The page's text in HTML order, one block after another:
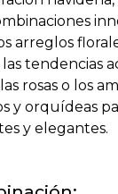
arreglos
tendencias
rosas o los
y orquídeas
y elegantes.